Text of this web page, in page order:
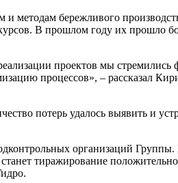
и методам бережливого
В прошлом году их прошло
проектов мы стремились
процессов», – рассказал
потерь удалось выявить и
организаций Группы.
тиражирование